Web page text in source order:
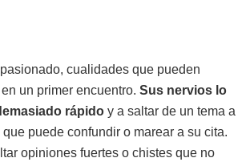
cualidades que pueden
un primer encuentro. Sus nervios lo
rápido y a saltar de un tema a
puede confundir o marear a su cita.
opiniones fuertes o chistes que no